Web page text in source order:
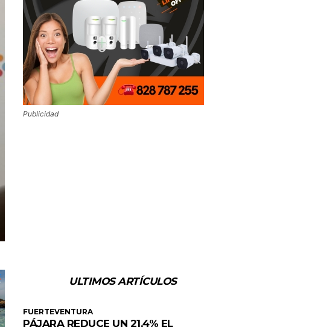
Publicidad
ULTIMOS ARTÍCULOS
FUERTEVENTURA
PÁJARA REDUCE UN 21,4% EL